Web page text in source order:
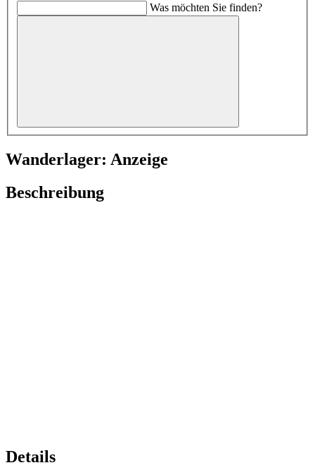
Was möchten Sie finden?
Wanderlager: Anzeige
Beschreibung
Details